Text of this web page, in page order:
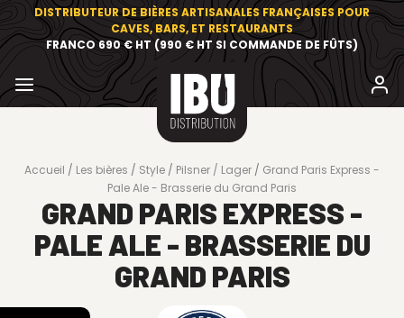
DISTRIBUTEUR DE BIÈRES ARTISANALES FRANÇAISES POUR
CAVES, BARS, ET RESTAURANTS
FRANCO 690 € HT (990 € HT SI COMMANDE DE FÛTS)
Accueil Les bières Style Pilsner / Lager
Grand Paris Express -
Pale Ale - Brasserie du Grand Paris
GRAND PARIS EXPRESS -
PALE ALE - BRASSERIE DU
GRAND PARIS